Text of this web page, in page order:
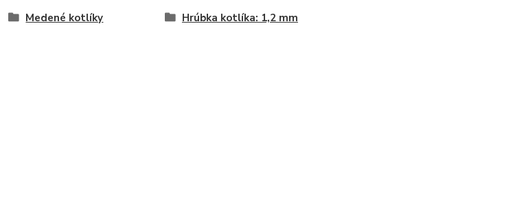
Medené kotlíky Hrúbka kotlíka: 1,2 mm